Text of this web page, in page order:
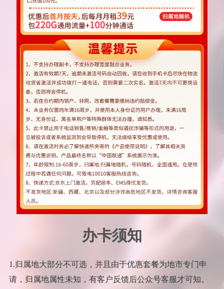
办卡须知
1.归属地大部分不可选，并且由于优惠套餐为地市专门申
请，归属地属性未知，有客户反馈后公众号客服才可知。